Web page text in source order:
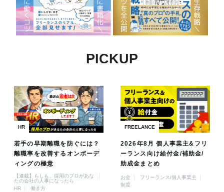
PICKUP
HR
若手の早期離職を防ぐには？
離職率を改善するオンボーデ
ィングの極意
【連載】もしも、採用のプロがあな
たの会社の人事になったら
HR
働き方
FREELANCE
2026年8月 個人事業主&フリ
ーランス向け給付金/補助金/
助成金まとめ
お金
フリーランス/個人事業主
制度